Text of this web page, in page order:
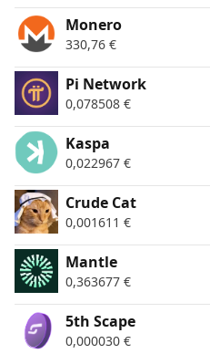
Monero
330,76 €
Pi Network
0,078508 €
Kaspa
0,022967 €
Crude Cat
0,001611 €
Mantle
0,363677 €
5th Scape
0,000030 €